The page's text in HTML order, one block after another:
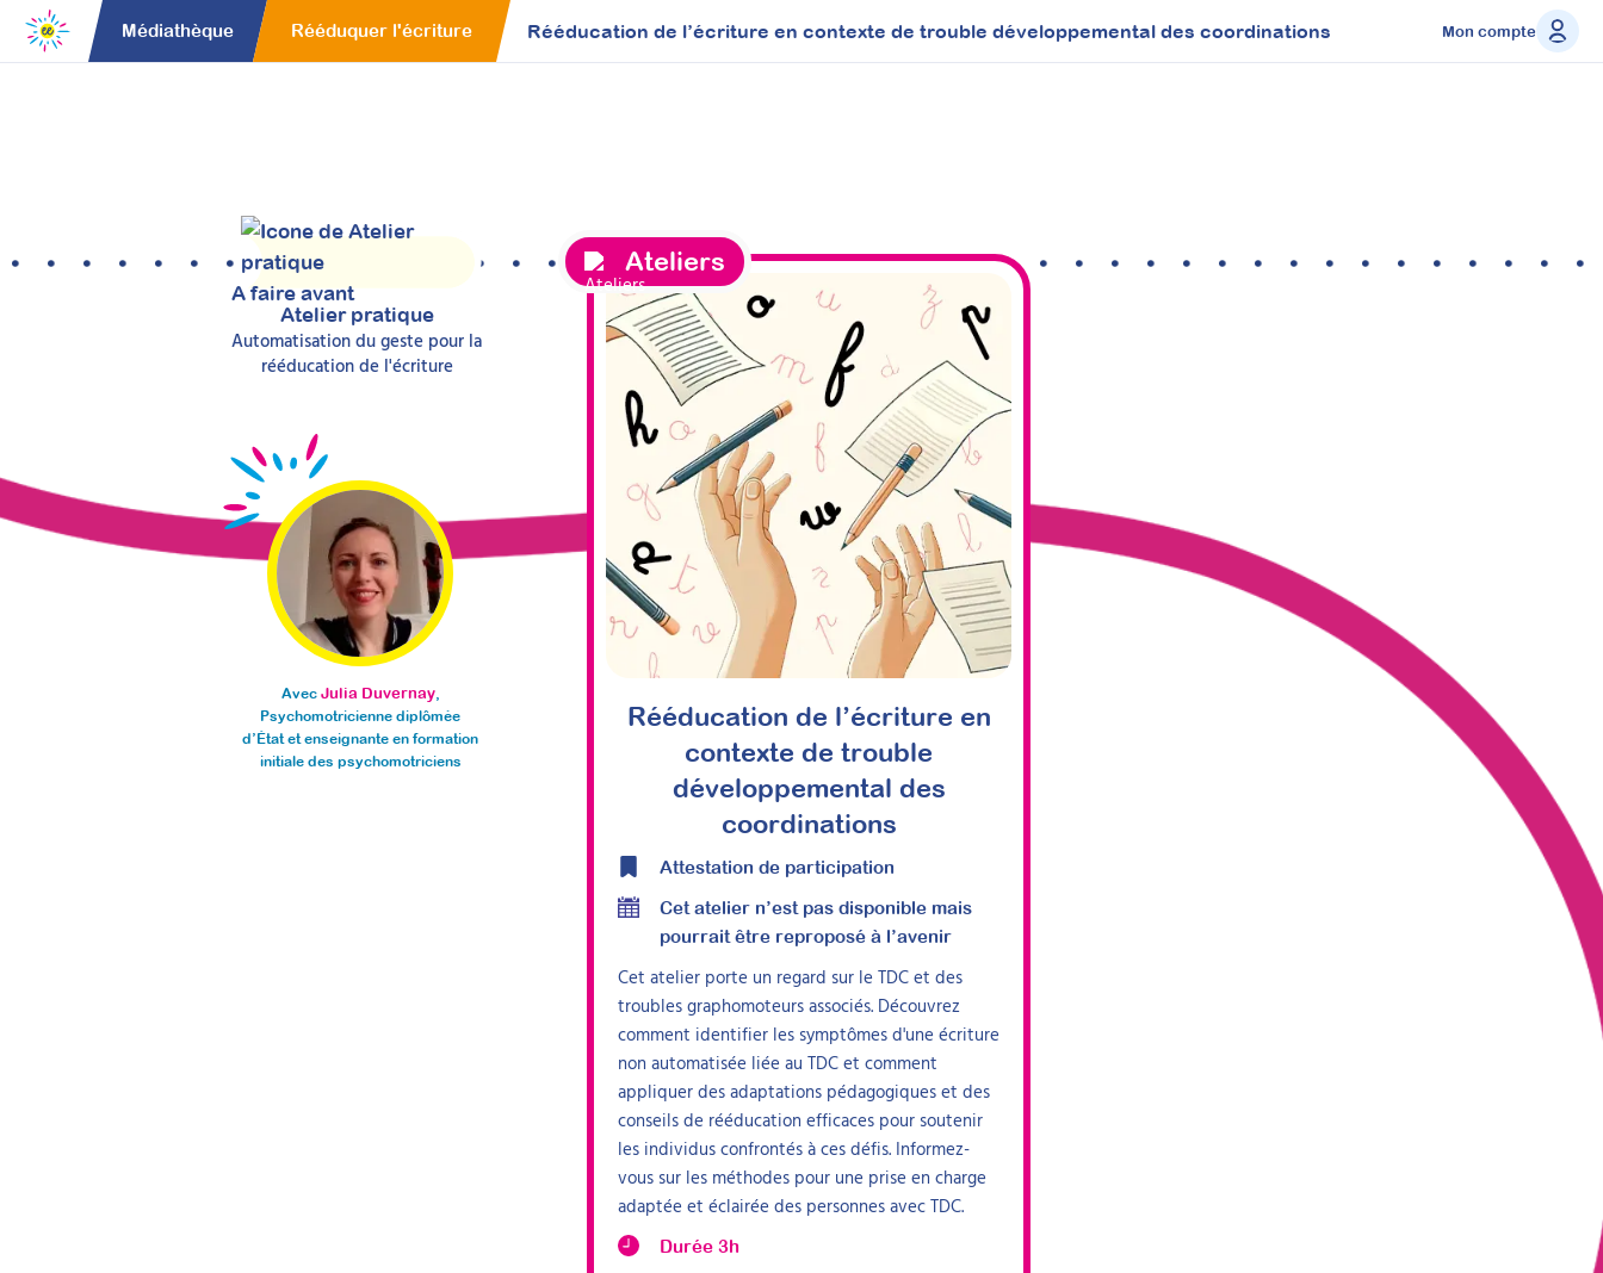
Médiathèque Rééduquer l'écriture Rééducation de l’écriture en contexte de trouble développemental des coordinations Mon compte
A faire avant
Atelier pratique
Automatisation du geste pour la
rééducation de l'écriture
Ateliers
Rééducation de l’écriture en
contexte de trouble
développemental des
coordinations
Attestation de participation
Cet atelier n’est pas disponible mais
pourrait être reproposé à l’avenir
Cet atelier porte un regard sur le TDC et des
troubles graphomoteurs associés. Découvrez
comment identifier les symptômes d'une écriture
non automatisée liée au TDC et comment
appliquer des adaptations pédagogiques et des
conseils de rééducation efficaces pour soutenir
les individus confrontés à ces défis. Informez-
vous sur les méthodes pour une prise en charge
adaptée et éclairée des personnes avec TDC.
Durée 3h
Avec Julia Duvernay,
Psychomotricienne diplômée
d’État et enseignante en formation
initiale des psychomotriciens